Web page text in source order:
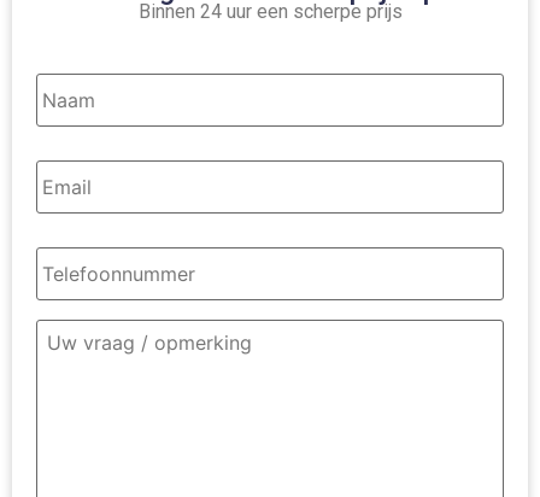
Binnen 24 uur een scherpe prijs
Naam *
Email *
Telefoonnummer *
Omschrijving
contact *